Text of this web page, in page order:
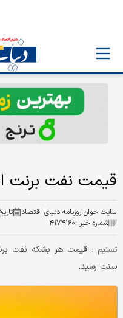
قیمت نفت برنت
سایت خوان روزنامه دنیای اقتصاد
شماره خبر :۴۱۷۴۱۶۰
تسنیم :
سنت رسید.